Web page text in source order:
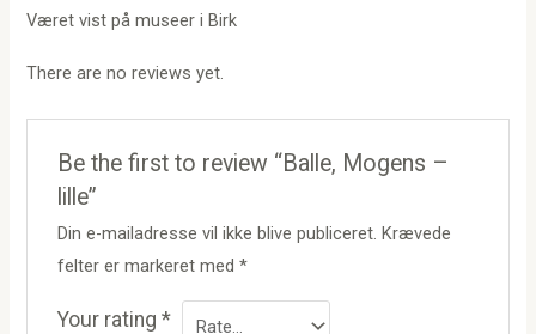
Været vist på museer i Birk
There are no reviews yet.
Be the first to review “Balle, Mogens –
lille”
Din e-mailadresse vil ikke blive publiceret. Krævede
felter er markeret med *
Your rating *